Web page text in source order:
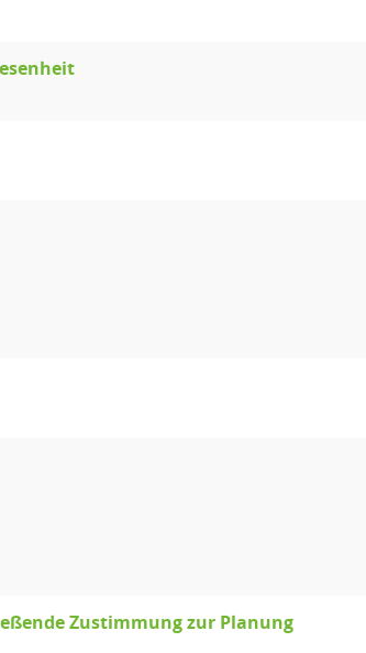
Zustimmung zur Planung